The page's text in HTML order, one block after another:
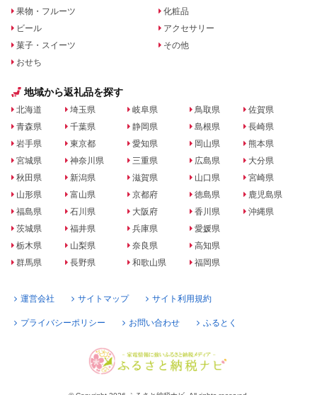
果物・フルーツ
ビール
菓子・スイーツ
おせち
化粧品
アクセサリー
その他
地域から返礼品を探す
北海道
青森県
岩手県
宮城県
秋田県
山形県
福島県
茨城県
栃木県
群馬県
埼玉県
千葉県
東京都
神奈川県
新潟県
富山県
石川県
福井県
山梨県
長野県
岐阜県
静岡県
愛知県
三重県
滋賀県
京都府
大阪府
兵庫県
奈良県
和歌山県
鳥取県
島根県
岡山県
広島県
山口県
徳島県
香川県
愛媛県
高知県
福岡県
佐賀県
長崎県
熊本県
大分県
宮崎県
鹿児島県
沖縄県
運営会社 サイトマップ サイト利用規約
プライバシーポリシー お問い合わせ ふるとく